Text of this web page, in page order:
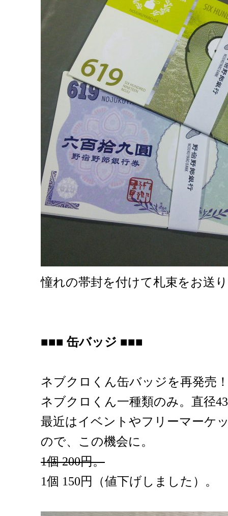
憧れの帯封を付けて札束をお送
■■■ 缶バッジ ■■■
ネブクロくん缶バッジを再発売
ネブクロくん一種類のみ。直径
最近はイベントやフリーマーケ
ので、この機会に。
1個 200円。
1個 150円（値下げしました）。